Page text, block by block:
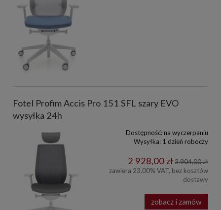
Fotel Profim Accis Pro 151 SFL szary EVO
wysyłka 24h
Dostępność: na wyczerpaniu
Wysyłka: 1 dzień roboczy
2 928,00 zł 3 904,00 zł
zawiera 23.00% VAT, bez kosztów
dostawy
zobacz i zamów